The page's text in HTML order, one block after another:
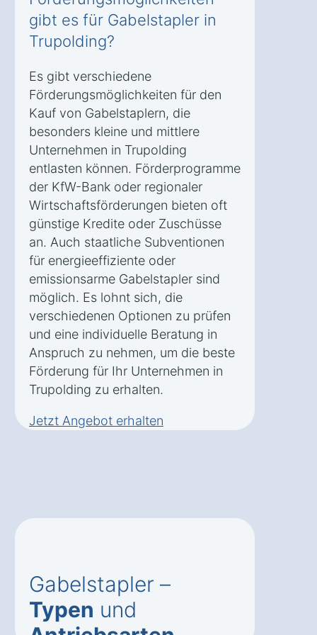
gibt es für Gabelstapler in
Trupolding?
Es gibt verschiedene
Förderungsmöglichkeiten für den
Kauf von Gabelstaplern, die
besonders kleine und mittlere
Unternehmen in Trupolding
entlasten können. Förderprogramme
der KfW-Bank oder regionaler
Wirtschaftsförderungen bieten oft
günstige Kredite oder Zuschüsse
an. Auch staatliche Subventionen
für energieeffiziente oder
emissionsarme Gabelstapler sind
möglich. Es lohnt sich, die
verschiedenen Optionen zu prüfen
und eine individuelle Beratung in
Anspruch zu nehmen, um die beste
Förderung für Ihr Unternehmen in
Trupolding zu erhalten.
Jetzt Angebot erhalten
Gabelstapler –
Typen und